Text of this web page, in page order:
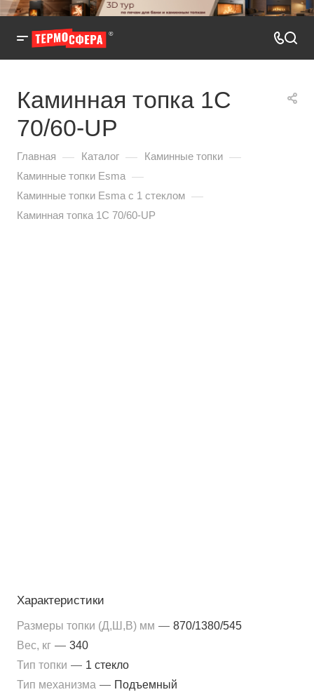
Каминная топка 1С
70/60-UP
Главная — Каталог — Каминные топки —
Каминные топки Esma —
Каминные топки Esma с 1 стеклом —
Каминная топка 1С 70/60-UP
Характеристики
Размеры топки (Д,Ш,В) мм — 870/1380/545
Вес, кг — 340
Тип топки — 1 стекло
Тип механизма — Подъемный